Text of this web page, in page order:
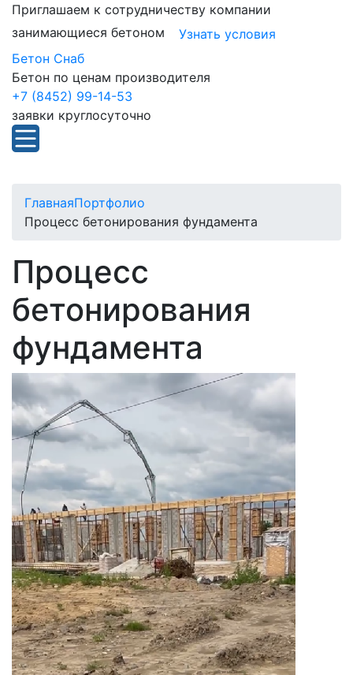
Приглашаем к сотрудничеству компании
занимающиеся бетоном
Узнать условия
Бетон Снаб
Бетон по ценам производителя
+7 (8452) 99-14-53
заявки круглосуточно
ГлавнаяПортфолио
Процесс бетонирования фундамента
Процесс
бетонирования
фундамента